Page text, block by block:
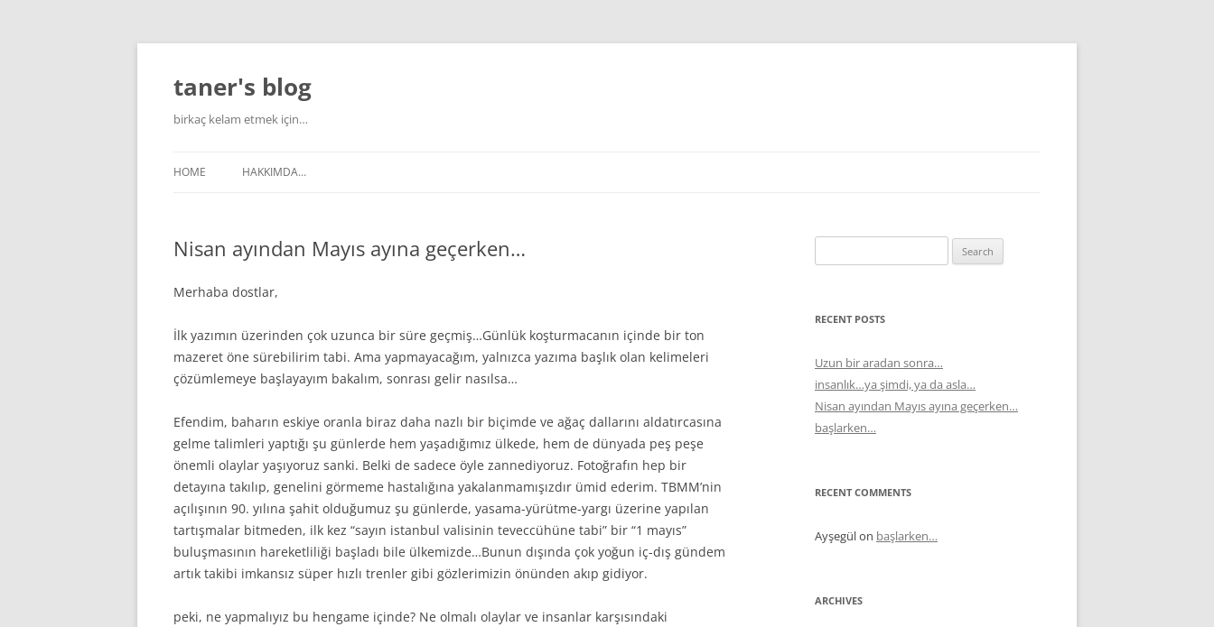
Skip
taner's blog
birkaç kelam etmek için…
HOME HAKKIMDA…
Nisan ayından Mayıs ayına geçerken…
Merhaba dostlar,
İlk yazımın üzerinden çok uzunca bir süre geçmiş…Günlük koşturmacanın içinde bir ton
mazeret öne sürebilirim tabi. Ama yapmayacağım, yalnızca yazıma başlık olan kelimeleri
çözümlemeye başlayayım bakalım, sonrası gelir nasılsa…
Efendim, baharın eskiye oranla biraz daha nazlı bir biçimde ve ağaç dallarını aldatırcasına
gelme talimleri yaptığı şu günlerde hem yaşadığımız ülkede, hem de dünyada peş peşe
önemli olaylar yaşıyoruz sanki. Belki de sadece öyle zannediyoruz. Fotoğrafın hep bir
detayına takılıp, genelini görmeme hastalığına yakalanmamışızdır ümid ederim. TBMM’nin
açılışının 90. yılına şahit olduğumuz şu günlerde, yasama-yürütme-yargı üzerine yapılan
tartışmalar bitmeden, ilk kez “sayın istanbul valisinin teveccühüne tabi” bir “1 mayıs”
buluşmasının hareketliliği başladı bile ülkemizde…Bunun dışında çok yoğun iç-dış gündem
artık takibi imkansız süper hızlı trenler gibi gözlerimizin önünden akıp gidiyor.
peki, ne yapmalıyız bu hengame içinde? Ne olmalı olaylar ve insanlar karşısındaki
for:
RECENT POSTS
Uzun bir aradan sonra…
insanlık…ya şimdi, ya da asla…
Nisan ayından Mayıs ayına geçerken…
başlarken…
RECENT COMMENTS
Ayşegülon başlarken…
ARCHIVES